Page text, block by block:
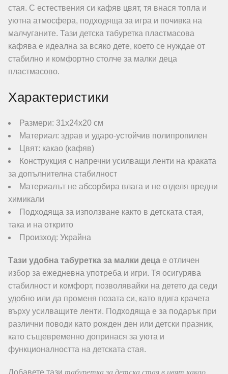
стая. С естествения си кафяв цвят, тя внася топла и
уютна атмосфера, подходяща за игра и почивка на
малчуганите. Тази детска табуретка пластмасова
кафява е идеална за всяко дете, което се нуждае от
стабилно и комфортно столче за малки деца
пластмасово.
Характеристики
Размери: 31х24х20 см
Материал: здрав и ударо-устойчив полипропилен
Цвят: какао (кафяв)
Конструкция с напречни усилващи ленти на краката
за допълнителна стабилност
Материалът не абсорбира влага и не отделя вредни
химикали
Подходяща за използване както в детската стая,
така и на открито
Произход: Украйна
Тази удобна табуретка за малки деца е отличен
избор за ежедневна употреба и игри. Тя осигурява
стабилност и комфорт, позволявайки на детето да седи
удобно или да променя позата си, като вдига крачета
върху усилващите ленти. Подходяща е за подарък при
различни поводи като рожден ден или детски празник,
като същевременно допринася за уюта и
функционалността на детската стая.
Добавете тази табуретка за детска стая в цвят какао